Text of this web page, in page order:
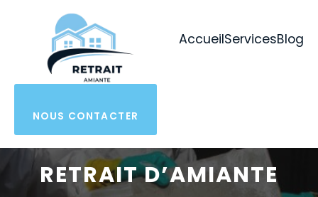
AccueilServicesBlog
NOUS CONTACTER
RETRAIT D’AMIANTE